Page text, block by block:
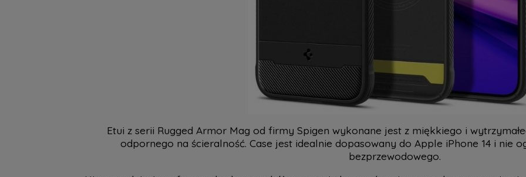
Etui z serii Rugged Armor Mag od firmy Spigen wykonane jest z miękkiego i
odpornego na ścieralność. Case jest idealnie dopasowany do Apple iPhone 14 i nie
bezprzewodowego.